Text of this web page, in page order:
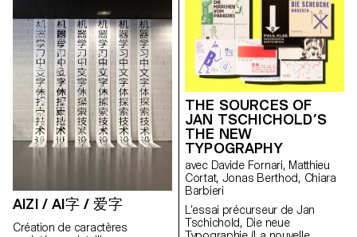
cette voiture était destinée aux
sports et aux loisirs estivaux.
Aujourd’hui, notre regain
d’intérêt pour les activités de
plein air associé à une
technologie électrique rend ce
véhicule d’autant plus attractif.
C’est dans cette perspective
que les étudiant·e·s de 2e
année en Bachelor Design
Industriel, sous la direction du
designer Elric Petit, proposent
électrique de demain. Ce projet
a été réalisé en partenariat avec
le 2CV Méhari Club Cassis, à
021.
AIZI / AI字 / 爱字
Création de caractères
THE SOURCES OF
JAN TSCHICHOLD’S
THE NEW
TYPOGRAPHY
avec Davide Fornari, Matthieu
Cortat, Jonas Berthod, Chiara
Barbieri
L’essai précurseur de Jan
Tschichold, Die neue